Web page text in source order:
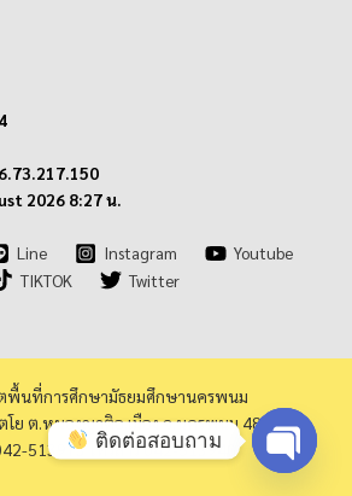
2026 8:27 น.
Line Instagram
Youtube
TIKTOK
Twitter
พื้นที่การศึกษามัธยมศึกษานครพนม
โย ต.หนองญาติอ.เมือง จ.นครพนม 48000
513973 โทรสาร 042-513940
ติดต่อสอบถาม
Open